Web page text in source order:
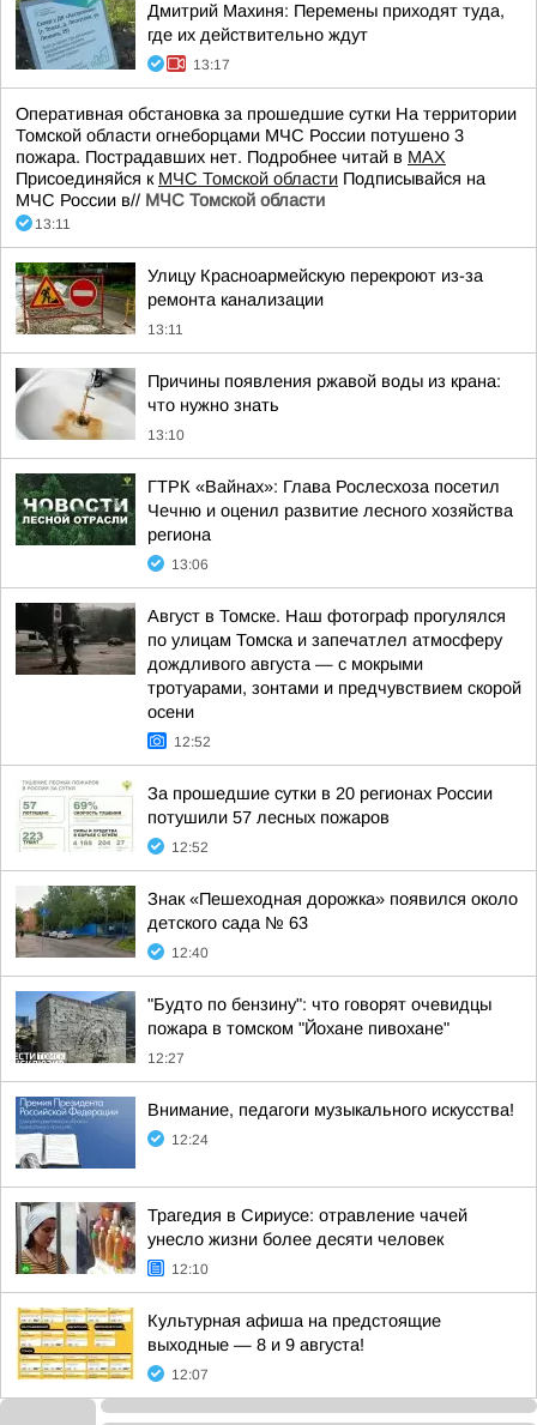
Дмитрий Махиня: Перемены приходят туда,
где их действительно ждут
13:17
Оперативная обстановка за прошедшие сутки На территории
Томской области огнеборцами МЧС России потушено 3
пожара. Пострадавших нет. Подробнее читай в МАХ
Присоединяйся к МЧС Томской области Подписывайся на
МЧС России в// МЧС Томской области
13:11
Улицу Красноармейскую перекроют из-за
ремонта канализации
13:11
Причины появления ржавой воды из крана:
что нужно знать
13:10
ГТРК «Вайнах»: Глава Рослесхоза посетил
Чечню и оценил развитие лесного хозяйства
региона
13:06
Август в Томске. Наш фотограф прогулялся
по улицам Томска и запечатлел атмосферу
дождливого августа — с мокрыми
тротуарами, зонтами и предчувствием скорой
осени
12:52
За прошедшие сутки в 20 регионах России
потушили 57 лесных пожаров
12:52
Знак «Пешеходная дорожка» появился около
детского сада № 63
12:40
"Будто по бензину": что говорят очевидцы
пожара в томском "Йохане пивохане"
12:27
Внимание, педагоги музыкального искусства!
12:24
Трагедия в Сириусе: отравление чачей
унесло жизни более десяти человек
12:10
Культурная афиша на предстоящие
выходные — 8 и 9 августа!
12:07